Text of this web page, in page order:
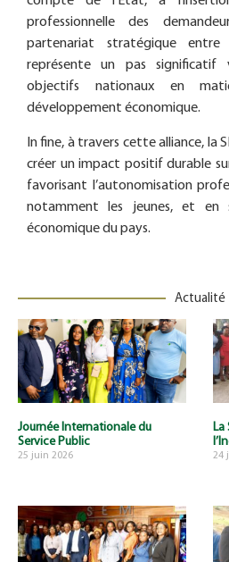
professionnelle des
partenariat stratégique
représente un pas significatif
objectifs nationaux en
développement économique.
In fine, à travers cette alliance, la
créer un impact positif durable
favorisant l’autonomisation
notamment les jeunes, et en
économique du pays.
Actualité
Journée Internationale du
Service Public
25 juin 2026
La
24